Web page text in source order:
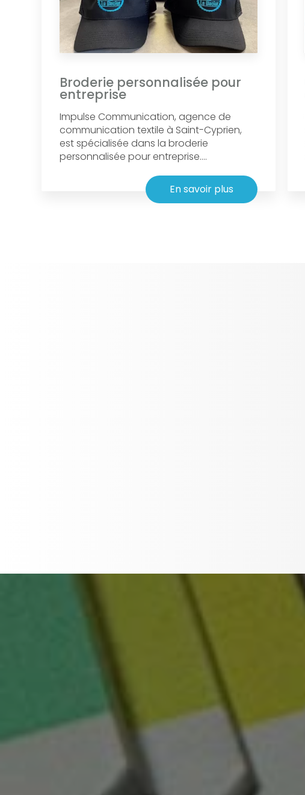
Broderie personnalisée pour
entreprise
Impulse Communication, agence de
communication textile à Saint-Cyprien,
est spécialisée dans la broderie
personnalisée pour entreprise....
En savoir plus